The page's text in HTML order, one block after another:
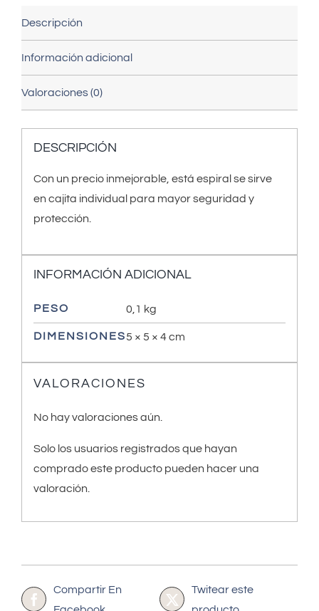
Descripción
Información adicional
Valoraciones (0)
DESCRIPCIÓN
Con un precio inmejorable, está espiral se sirve
en cajita individual para mayor seguridad y
protección.
INFORMACIÓN ADICIONAL
PESO 0,1 kg
DIMENSIONES5 × 5 × 4 cm
VALORACIONES
No hay valoraciones aún.
Solo los usuarios registrados que hayan
comprado este producto pueden hacer una
valoración.
Compartir En
Twitear este